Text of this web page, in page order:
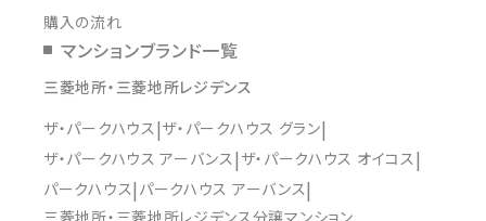
購入の流れ
マンションブランド一覧
三菱地所・三菱地所レジデンス
ザ・パークハウス ザ・パークハウス グラン
ザ・パークハウス アーバンス ザ・パークハウス オイコス
パークハウス パークハウス アーバンス